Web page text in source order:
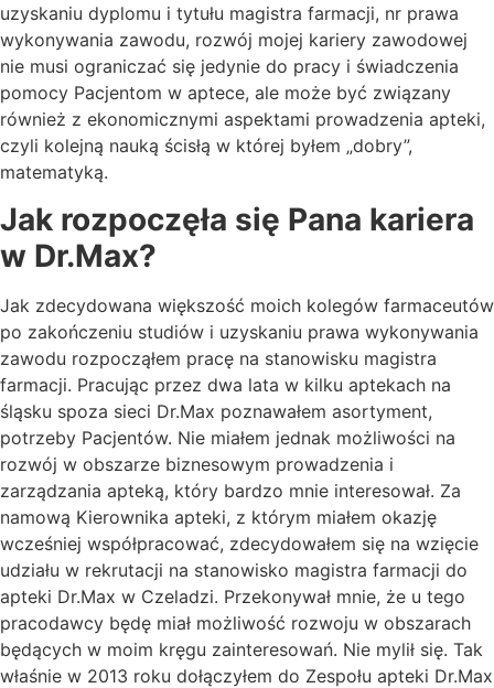
uzyskaniu dyplomu i tytułu magistra farmacji, nr prawa
wykonywania zawodu, rozwój mojej kariery zawodowej
nie musi ograniczać się jedynie do pracy i świadczenia
pomocy Pacjentom w aptece, ale może być związany
również z ekonomicznymi aspektami prowadzenia apteki,
czyli kolejną nauką ścisłą w której byłem „dobry”,
matematyką.
Jak rozpoczęła się Pana kariera
w Dr.Max?
Jak zdecydowana większość moich kolegów farmaceutów
po zakończeniu studiów i uzyskaniu prawa wykonywania
zawodu rozpocząłem pracę na stanowisku magistra
farmacji. Pracując przez dwa lata w kilku aptekach na
śląsku spoza sieci Dr.Max poznawałem asortyment,
potrzeby Pacjentów. Nie miałem jednak możliwości na
rozwój w obszarze biznesowym prowadzenia i
zarządzania apteką, który bardzo mnie interesował. Za
namową Kierownika apteki, z którym miałem okazję
wcześniej współpracować, zdecydowałem się na wzięcie
udziału w rekrutacji na stanowisko magistra farmacji do
apteki Dr.Max w Czeladzi. Przekonywał mnie, że u tego
pracodawcy będę miał możliwość rozwoju w obszarach
będących w moim kręgu zainteresowań. Nie mylił się. Tak
właśnie w 2013 roku dołączyłem do Zespołu apteki Dr.Max